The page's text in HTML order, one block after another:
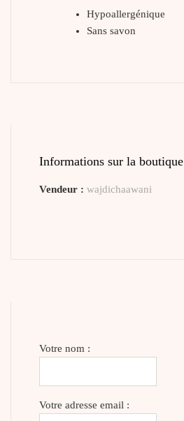
Hypoallergénique
Sans savon
Informations sur la boutique
Vendeur : wajdichaawani
Votre nom :
Votre adresse email :